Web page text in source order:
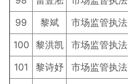
99
黎斌 市场监管执法
100 黎洪凯 市场监管执法
101
黎诗妤 市场监管执法